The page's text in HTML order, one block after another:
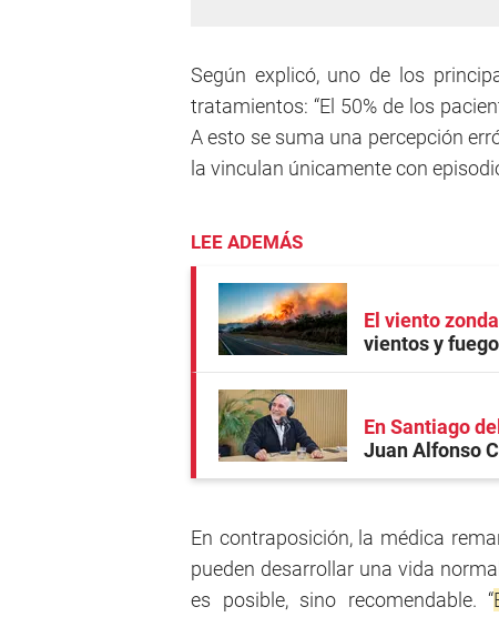
Según explicó, uno de los
tratamientos: “El 50% de los
A esto se suma una percepción
la vinculan únicamente con
LEE ADEMÁS
El viento
vientos y
En Santiago
Juan Alfonso
En contraposición, la médica
pueden desarrollar una vida
es posible, sino recomendable. “